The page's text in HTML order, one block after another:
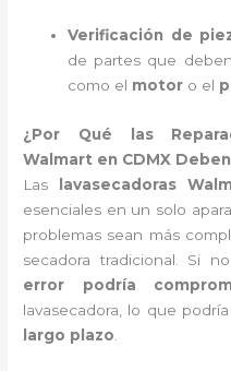
Verificación de
de partes que
como el motor o el
¿Por Qué las
Walmart en CDMX
Las
lavasecadoras
esenciales en un solo
problemas sean más
secadora tradicional. Si
error podría
lavasecadora, lo que
largo plazo